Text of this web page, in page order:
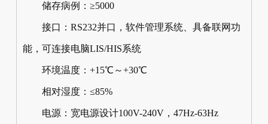
储存病例：≥5000
接口：RS232并口，软件管理系统、具备联网功
能，可连接电脑LIS/HIS系统
环境温度：+15℃～+30℃
相对湿度：≤85%
电源：宽电源设计100V-240V，47Hz-63Hz